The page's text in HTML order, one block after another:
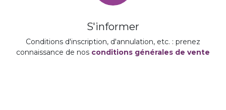
S'informer
Conditions d'inscription, d'annulation, etc. : prenez
connaissance de nos conditions générales de vente